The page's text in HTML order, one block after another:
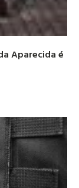
Aparecida é